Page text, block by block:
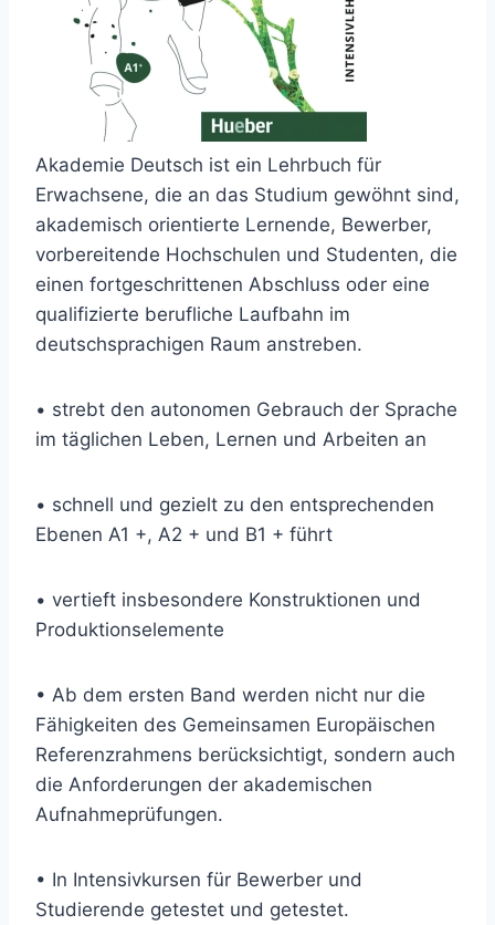
Akademie Deutsch ist ein Lehrbuch für
Erwachsene, die an das Studium gewöhnt sind,
akademisch orientierte Lernende, Bewerber,
vorbereitende Hochschulen und Studenten, die
einen fortgeschrittenen Abschluss oder eine
qualifizierte berufliche Laufbahn im
deutschsprachigen Raum anstreben.
• strebt den autonomen Gebrauch der Sprache
im täglichen Leben, Lernen und Arbeiten an
• schnell und gezielt zu den entsprechenden
Ebenen A1 +, A2 + und B1 + führt
• vertieft insbesondere Konstruktionen und
Produktionselemente
• Ab dem ersten Band werden nicht nur die
Fähigkeiten des Gemeinsamen Europäischen
Referenzrahmens berücksichtigt, sondern auch
die Anforderungen der akademischen
Aufnahmeprüfungen.
• In Intensivkursen für Bewerber und
Studierende getestet und getestet.